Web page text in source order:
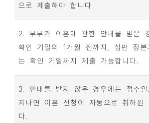
으로 제출해야 합니다.
2. 부부가 이혼에 관한 안내를 받은
확인 기일의 1개월 전까지, 심판 정본
는 확인 기일까지 제출 가능합니다.
3. 안내를 받지 않은 경우에는 접수일
지나면 이혼 신청이 자동으로 취하된
다.